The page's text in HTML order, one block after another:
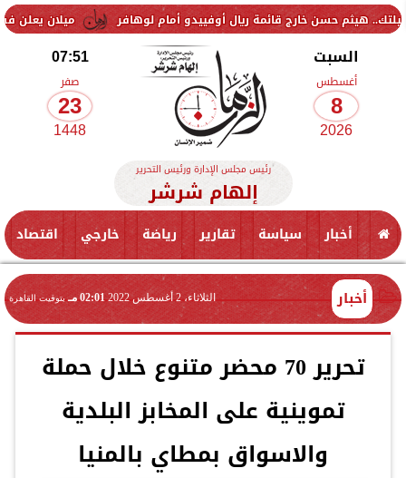
ميلان يعلن فسخ عقد خارج قائمة ريال أوفييدو أمام لوهافر
السبت
أغسطس
8
2026
07:51
صفر
23
1448
رئيس مجلس الإدارة ورئيس التحرير
إلهام شرشر
أخبار سياسة تقارير رياضة خارجي اقتصاد
أخبار الثلاثاء، 2 أغسطس 2022 02:01 مـ بتوقيت القاهرة
تحرير 70 محضر متنوع خلال حملة
تموينية على المخابز البلدية
والاسواق بمطاي بالمنيا